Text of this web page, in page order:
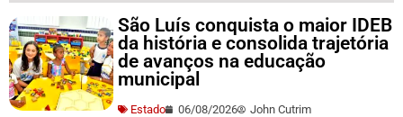
São Luís conquista o maior IDEB
da história e consolida trajetória
de avanços na educação
municipal
Estado 06/08/2026 John Cutrim